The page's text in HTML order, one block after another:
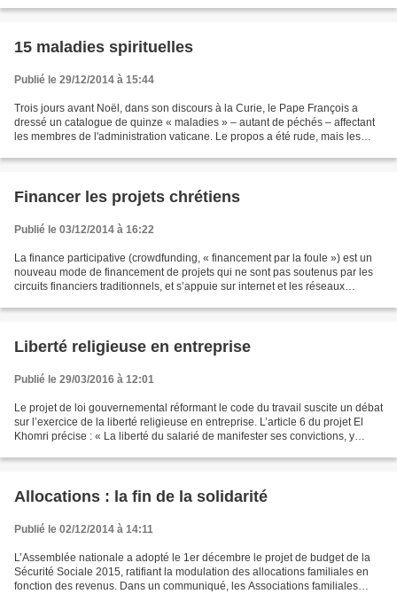
15 maladies spirituelles
Publié le 29/12/2014 à 15:44
Trois jours avant Noël, dans son discours à la Curie, le Pape François a
dressé un catalogue de quinze « maladies » – autant de péchés – affectant
les membres de l'administration vaticane. Le propos a été rude, mais les
Financer les projets chrétiens
Publié le 03/12/2014 à 16:22
La finance participative (crowdfunding, « financement par la foule ») est un
nouveau mode de financement de projets qui ne sont pas soutenus par les
circuits financiers traditionnels, et s’appuie sur internet et les réseaux
Liberté religieuse en entreprise
Publié le 29/03/2016 à 12:01
Le projet de loi gouvernemental réformant le code du travail suscite un débat
sur l’exercice de la liberté religieuse en entreprise. L’article 6 du projet El
Khomri précise : « La liberté du salarié de manifester ses convictions, y
Allocations : la fin de la solidarité
Publié le 02/12/2014 à 14:11
L’Assemblée nationale a adopté le 1er décembre le projet de budget de la
Sécurité Sociale 2015, ratifiant la modulation des allocations familiales en
fonction des revenus. Dans un communiqué, les Associations familiales